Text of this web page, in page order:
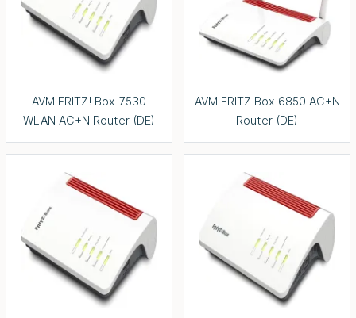
AVM FRITZ! Box 7530
WLAN AC+N Router (DE)
AVM FRITZ!Box 6850 AC+N
Router (DE)